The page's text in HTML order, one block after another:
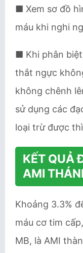
■ Xem sơ đồ
máu khi nghi
■ Khi phân
thắt ngực
không chênh
sử dụng các
loại trừ được
KẾT QUẢ
AMI
Khoảng 3.3%
máu cơ tim
MB, là AMI